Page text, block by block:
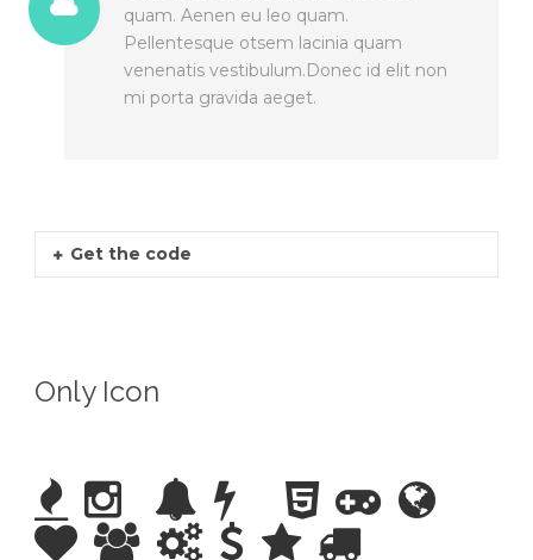
quam. Aenen eu leo quam.
Pellentesque otsem lacinia quam
venenatis vestibulum.Donec id elit non
mi porta gravida aeget.
Get the code
Only Icon